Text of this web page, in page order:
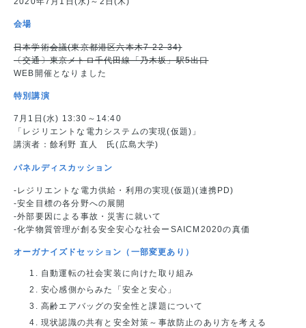
会場
日本学術会議(東京都港区六本木7-22-34)
〔交通〕東京メトロ千代田線「乃木坂」駅5出口
WEB開催となりました
特別講演
7月1日(水) 13:30～14:40
「レジリエントな電力システムの実現(仮題)」
講演者：餘利野 直人 氏(広島大学)
パネルディスカッション
-レジリエントな電力供給・利用の実現(仮題)(連携PD)
-安全目標の各分野への展開
-外部要因による事故・災害に就いて
-化学物質管理が創る安全安心な社会ーSAICM2020の真価
オーガナイズドセッション（一部変更あり）
自動運転の社会実装に向けた取り組み
安心感側からみた「安全と安心」
高齢エアバッグの安全性と課題について
現状認識の共有と安全対策～事故防止のあり方を考える